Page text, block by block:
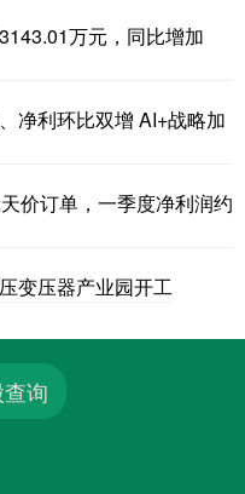
万元，同比增加
净利环比双增 AI+战略加
价订单，一季度净利润约
变压器产业园开工
询